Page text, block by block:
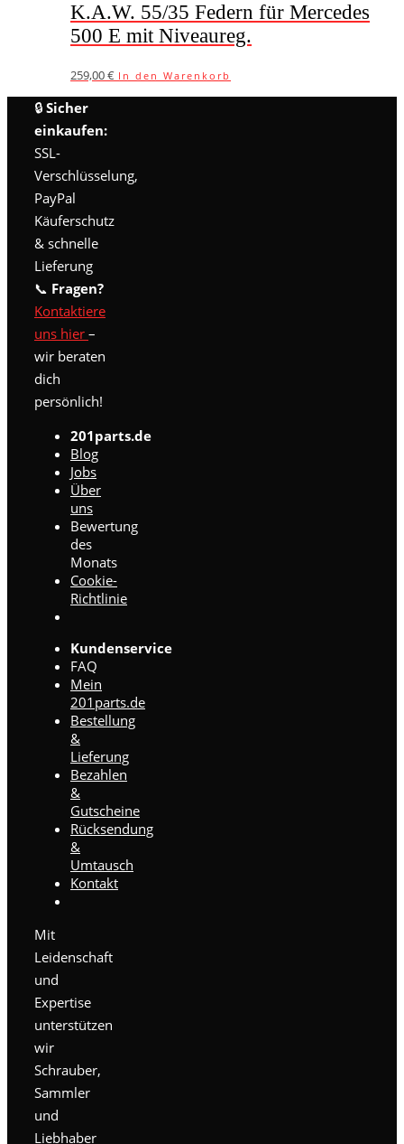
K.A.W. 55/35 Federn für Mercedes
500 E mit Niveaureg.
259,00€ In den Warenkorb
🔒 Sicher
einkaufen:
SSL-
Verschlüsselung,
PayPal
Käuferschutz
& schnelle
Lieferung
📞 Fragen?
Kontaktiere
uns hier –
wir beraten
dich
persönlich!
201parts.de
Blog
Jobs
Über
uns
Bewertung
des
Monats
Cookie-
Richtlinie
Kundenservice
FAQ
Mein
201parts.de
Bestellung
&
Lieferung
Bezahlen
&
Gutscheine
Rücksendung
&
Umtausch
Kontakt
Mit
Leidenschaft
und
Expertise
unterstützen
wir
Schrauber,
Sammler
und
Liebhaber